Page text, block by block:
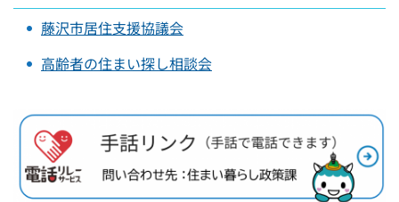
藤沢市居住支援協議会
高齢者の住まい探し相談会